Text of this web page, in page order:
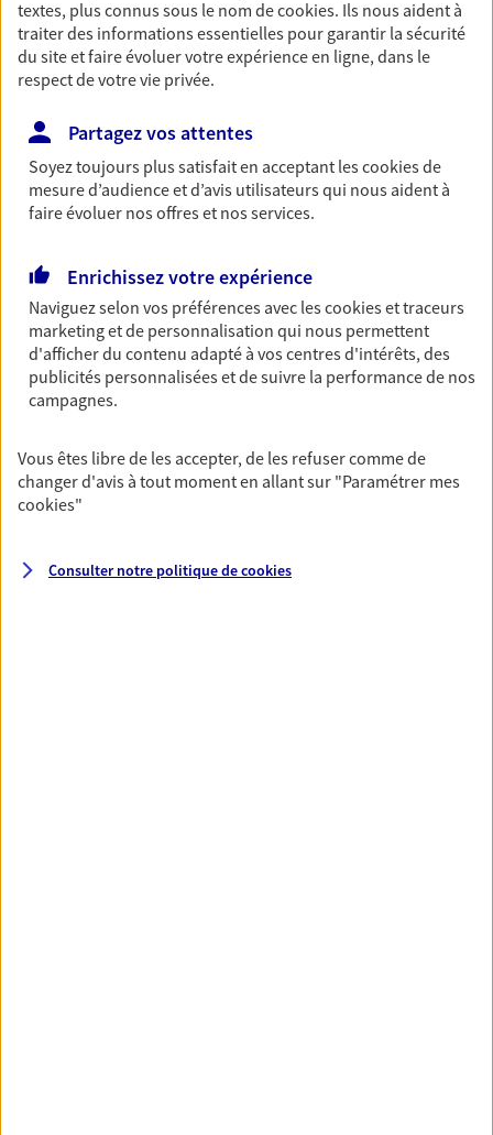
accident du quotidien. Avec Ma Protection
Accident, protégez votre qualité de vie et vos
revenus.
Découvrir l'offre Garantie Accidents de la Vie
OBTENIR UN TARIF EN LIGNE
Multirisque Entreprise
assurance multirisque entreprise. Un contrat
unique pour protéger vos locaux, matériels pro,
équipements et stocks… sans oublier votre
responsabilité civile.
Découvrir l'offre Multirisque Entreprise
textes, plus connus sous le nom decookies. Ils nous aident à
traiter des informations essentielles pour garantir la sécurité
du site et faire évoluer votre expérience en ligne, dans le
respect de votre vie privée.
Partagez vos attentes
Soyez toujours plus satisfait en acceptant lescookiesde
mesure d’audience et d’avis utilisateurs qui nous aident à
faire évoluer nos offres et nos services.
Enrichissez votre expérience
Naviguez selon vos préférences avec lescookies et traceurs
marketing et de personnalisation qui nous permettent
d'afficher du contenu adapté à vos centres d'intérêts, des
publicités personnalisées et de suivre la performance de nos
campagnes.
Vous êtes libre de les accepter, de les refuser comme de
changer d'avis à tout moment en allant sur "Paramétrer mes
cookies"
Consulter notre politique decookies